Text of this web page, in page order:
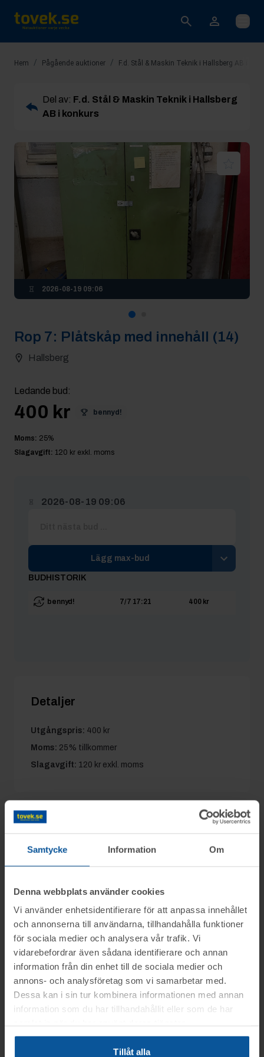
Samtycke Information Om
Denna webbplats använder cookies
Vi använder enhetsidentifierare för att anpassa innehållet
och annonserna till användarna, tillhandahålla funktioner
för sociala medier och analysera vår trafik. Vi
vidarebefordrar även sådana identifierare och annan
information från din enhet till de sociala medier och
annons- och analysföretag som vi samarbetar med.
Dessa kan i sin tur kombinera informationen med annan
information som du har tillhandahållit eller som de har
Tillåt alla
Öppna
Hem / Pågående auktioner / F.d. Stål & Maskin Teknik i Hallsberg AB i
Del av: F.d. Stål & Maskin Teknik i Hallsberg
AB i konkurs
2026-08-19 09:06
Rop 7: Plåtskåp med innehåll (14)
Hallsberg
Ledande bud :
400 kr bennyd!
Moms: 25%
Slagavgift: 120 kr exkl. moms
2026-08-19 09:06
Lägg max-bud
BUDHISTORIK
bennyd! 7/7 17:21 400 kr
Detaljer
Utgångspris: 400 kr
Moms: 25% tillkommer
Slagavgift: 120 kr exkl. moms
Objektet säljes i befintligt skick.
objektet vid angiven tid för visning.
OBS! Lagda bud kan inte tas bort!
Vid konkursutförsäljning gäller inte
konsumentköplagen (ex. ångerrätt). Se mer
info i registreringsavtalet.
Martin tel.nr: 0346-48771
Du kan alltid kontakta oss på 0346-48770 för
generella frågor om auktioner och rop.
Hallsberg
Tisdagen den 18 aug. mellan kl. 11:00-
12:00.
aug. kl. 12.00
0346-48770, eller maila
Betalning
Betalningen skall vara Toveks Auktioner AB
tillhandaSENAST 2026-08-21.
Medtag kopia på faktura samt legitimation
Avhämtning
Hallsberg
Lasthjälp med truck